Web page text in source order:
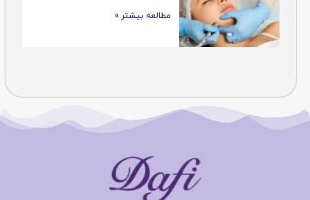
مطالعه بیشتر »